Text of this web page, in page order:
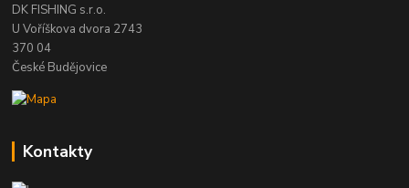
DK FISHING s.r.o.
U Voříškova dvora 2743
370 04
České Budějovice
Kontakty